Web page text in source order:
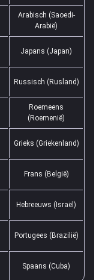
Arabisch (Saoedi-
Arabië)
Japans (Japan)
Russisch (Rusland)
Roemeens
(Roemenië)
Grieks (Griekenland)
Frans (België)
Hebreeuws (Israël)
Portugees (Brazilië)
Spaans (Cuba)